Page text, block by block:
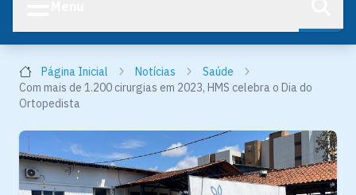
Página Inicial Notícias
Saúde
Com mais de 1.200 cirurgias em 2023, HMS celebra o Dia do
Ortopedista